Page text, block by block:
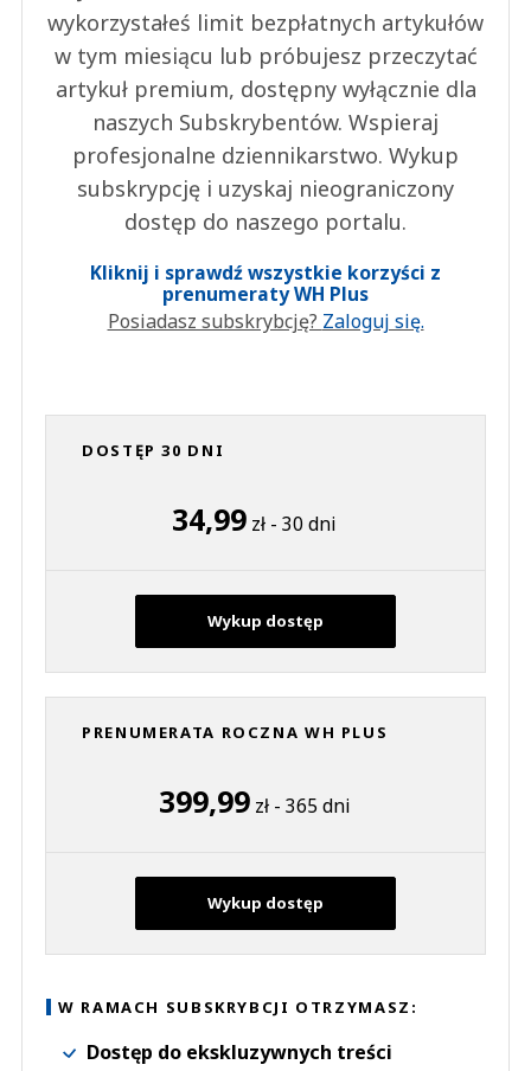
wykorzystałeś limit bezpłatnych artykułów
w tym miesiącu lub próbujesz przeczytać
artykuł premium, dostępny wyłącznie dla
naszych Subskrybentów. Wspieraj
profesjonalne dziennikarstwo. Wykup
subskrypcję i uzyskaj nieograniczony
dostęp do naszego portalu.
Kliknij i sprawdź wszystkie korzyści z
prenumeraty WH Plus
Posiadasz subskrybcję? Zaloguj się.
DOSTĘP 30 DNI
34,99 zł - 30 dni
Wykup dostęp
PRENUMERATA ROCZNA WH PLUS
399,99zł - 365 dni
Wykup dostęp
W RAMACH SUBSKRYBCJI OTRZYMASZ:
Dostęp do ekskluzywnych treści